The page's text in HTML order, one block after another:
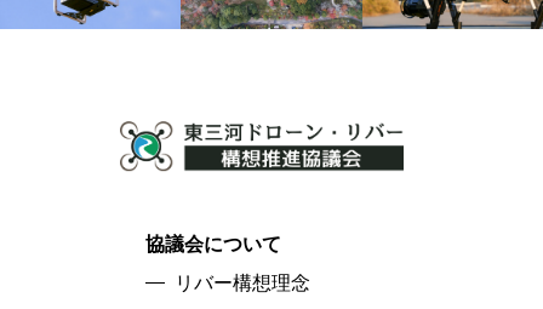
協議会について
リバー構想理念